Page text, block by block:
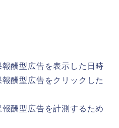
酬型広告を表示した日時
酬型広告をクリックした
酬型広告を計測するため